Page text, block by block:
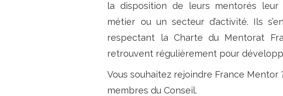
la disposition de leurs mentorés
métier ou un secteur d’activité. Ils
respectant la Charte du Mentorat
retrouvent régulièrement pour
Vous souhaitez rejoindre France Mentor
membres du Conseil.